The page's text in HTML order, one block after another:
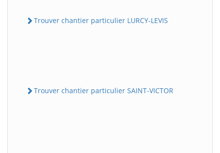
Trouver chantier particulier LURCY-LEVIS
Trouver chantier particulier SAINT-VICTOR